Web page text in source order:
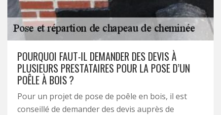
POURQUOI FAUT-IL DEMANDER DES DEVIS À
PLUSIEURS PRESTATAIRES POUR LA POSE D’UN
POÊLE À BOIS ?
Pour un projet de pose de poêle en bois, il est
conseillé de demander des devis auprès de